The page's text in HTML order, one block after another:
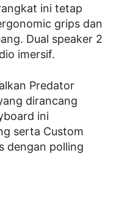
ini tetap
grips dan
Dual speaker 2
imersif.
Predator
dirancang
ini
serta Custom
dengan polling